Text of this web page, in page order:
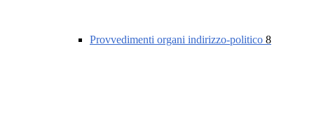
Provvedimenti organi indirizzo-politico 8